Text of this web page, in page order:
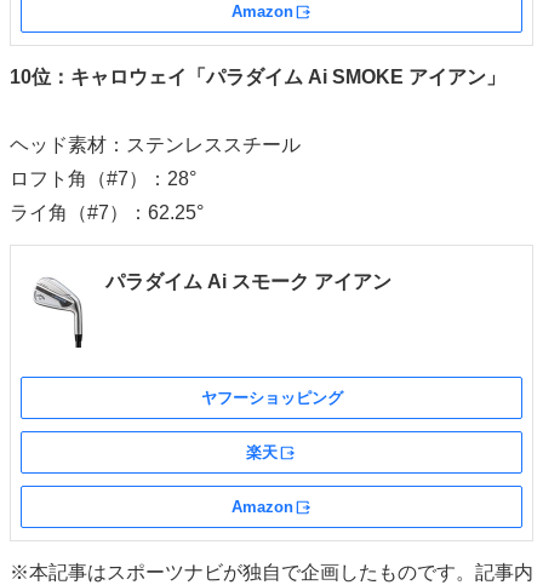
Amazon
10位：キャロウェイ「パラダイム Ai SMOKE アイアン」
ヘッド素材：ステンレススチール
ロフト角（#7）：28°
ライ角（#7）：62.25°
パラダイム Ai スモーク アイアン
ヤフーショッピング
楽天
Amazon
※本記事はスポーツナビが独自で企画したものです。記事内